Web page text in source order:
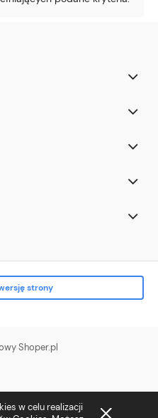
w celu realizacji
strony
Shoper.pl